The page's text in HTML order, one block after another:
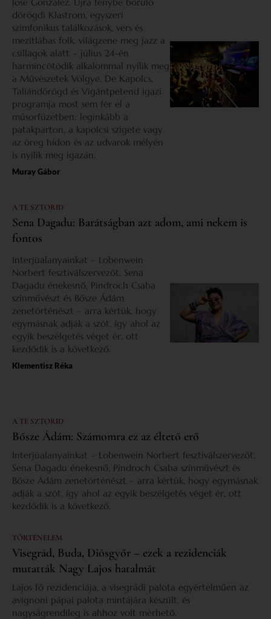
dörögdi Klastrom, egyszeri
szimfonikus találkozások, vers és
mezítlábas folk, világzene meg jazz a
csillagok alatt – július 24-én
harmincötödik alkalommal nyílik meg
a Művészetek Völgye. De Kapolcs,
Taliándörögd és Vigántpetend igazi
programja most sem fér el a
műsorfüzetben: leginkább a
patakparton, a kapolcsi szigete vagy
az öreg hídon és az udvarok mélyén
is nyílik meg igazán.
Muray Gábor
A TE SZTORID
Sena Dagadu: Barátságban azt adom, ami nekem is
fontos
Interjúalanyainkat – Lobenwein
Norbert fesztiválszervezőt, Sena
Dagadu énekesnő, Pindroch Csaba
színművészt és Bősze Ádám
zenetörténészt – arra kértük, hogy
egymásnak adják a szót, így ahol az
egyik beszélgetés véget ér, ott
kezdődik is a következő.
Klementisz Réka
A TE SZTORID
Bősze Ádám: Számomra ez az éltető erő
Interjúalanyainkat – Lobenwein Norbert fesztiválszervezőt,
Sena Dagadu énekesnő, Pindroch Csaba színművészt és
Bősze Ádám zenetörténészt – arra kértük, hogy egymásnak
adják a szót, így ahol az egyik beszélgetés véget ér, ott
kezdődik is a következő.
TÖRTÉNELEM
Visegrád, Buda, Diósgyőr – ezek a rezidenciák
mutatták Nagy Lajos hatalmát
Lajos fő rezidenciája, a visegrádi palota egyértelműen az
avignoni pápai palota mintájára készült, és
nagyságrendileg is ahhoz volt mérhető.